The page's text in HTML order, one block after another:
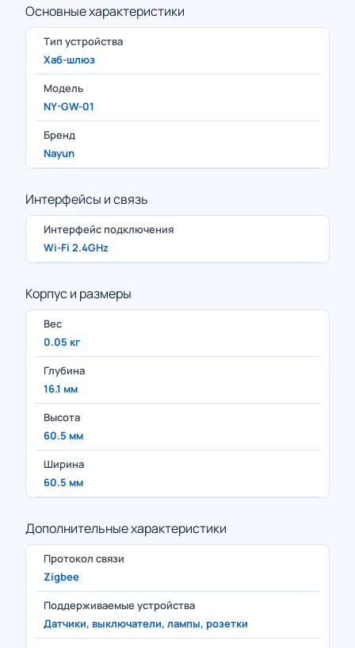
Основные характеристики
Тип устройства
Хаб-шлюз
Модель
NY-GW-01
Бренд
Nayun
Интерфейсы и связь
Интерфейс подключения
Wi-Fi 2.4GHz
Корпус и размеры
Вес
0.05 кг
Глубина
16.1 мм
Высота
60.5 мм
Ширина
60.5 мм
Дополнительные характеристики
Протокол связи
Zigbee
Поддерживаемые устройства
Датчики, выключатели, лампы, розетки